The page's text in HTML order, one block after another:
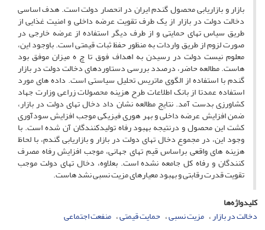
بازار و بازاریابی محصول گندم ایران در انحصار دولت است. هدف اساسی
دخالت دولت در بازار از یک طرف تقویت عرضه داخلی و امنیت غذایی از
طریق سیاس تهای حمایتی و از طرف دیگر استفاده از عرضه خارجی در
صورت لزوم از طریق واردات به منظور حفظ ثبات قیمتی است. باوجود این،
معلوم نیست دولت در رسیدن به اهداف فوق تا چ ه میزان موفق بود
هاست. مطالعه حاضر، درصدد بررسی دستاوردهای دخالت دولت در بازار
گندم با استفاده از الگوی ماتریس تحلیل سیاستی است. داده های مورد
استفاده عمدتا از بانک اطلاعات طرح هزینه محصولات زراعی وزارت جهاد
کشاورزی بدست آمد. نتایج مطالعه نشان داد دخال تهای دولت در بازار،
ضمن افزایش عرضه داخلی و بهر هوری فیزیکی موجب افزایش سودآوری
کشت این محصول و درنتیجه بهبود رفاه تولیدکنندگان آن شده است. با
وجود این، در مجموع دخال تهای دولت در بازار و بازاریابی گندم، با لحاظ
هزینه های واقعی براساس قیم تهای جهانی، موجب افزایش رفاه مصرف
کنندگان و رفاه کل جامعه نشده است. بعلاوه، دخال تهای دولت موجب
تقویت قدرت رقابتی و بهبود معیارهای مزیت نسبی نشد هاست.
کلیدواژه‌ها
دخالت در بازار مزیت نسبی حمایت قیمتی منفعت اجتماعی